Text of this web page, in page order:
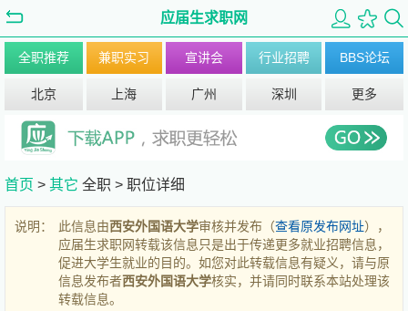
应届生求职网
全职推荐 兼职实习 宣讲会 行业招聘 BBS论坛
北京 上海 广州 深圳 更多
首页 > 其它 全职 > 职位详细
说明： 此信息由西安外国语大学审核并发布（查看原发布网址），
应届生求职网转载该信息只是出于传递更多就业招聘信息，
促进大学生就业的目的。如您对此转载信息有疑义，请与原
信息发布者西安外国语大学核实，并请同时联系本站处理该
转载信息。